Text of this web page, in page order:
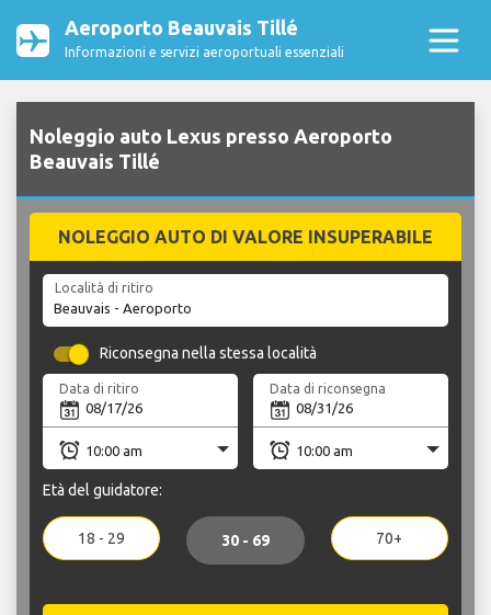
Aeroporto Beauvais Tillé
Informazioni e servizi aeroportuali essenziali
Noleggio auto Lexus presso Aeroporto
Beauvais Tillé
NOLEGGIO AUTO DI VALORE INSUPERABILE
Località di ritiro
Riconsegna nella stessa località
Data di ritiro Data di riconsegna
Età del guidatore:
18 - 29 30 - 69 70+